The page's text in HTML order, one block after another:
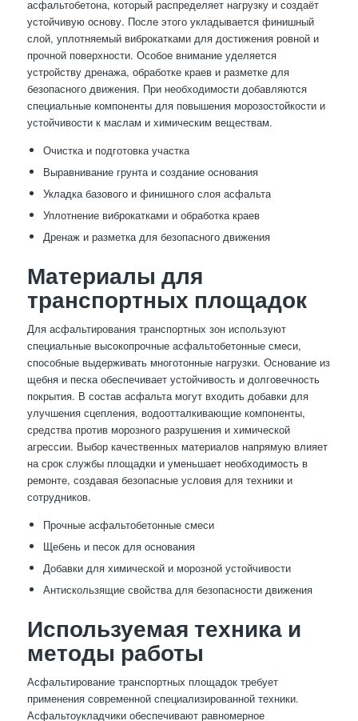
асфальтобетона, который распределяет нагрузку и создаёт
устойчивую основу. После этого укладывается финишный
слой, уплотняемый виброкатками для достижения ровной и
прочной поверхности. Особое внимание уделяется
устройству дренажа, обработке краев и разметке для
безопасного движения. При необходимости добавляются
специальные компоненты для повышения морозостойкости и
устойчивости к маслам и химическим веществам.
Очистка и подготовка участка
Выравнивание грунта и создание основания
Укладка базового и финишного слоя асфальта
Уплотнение виброкатками и обработка краев
Дренаж и разметка для безопасного движения
Материалы для
транспортных площадок
Для асфальтирования транспортных зон используют
специальные высокопрочные асфальтобетонные смеси,
способные выдерживать многотонные нагрузки. Основание из
щебня и песка обеспечивает устойчивость и долговечность
покрытия. В состав асфальта могут входить добавки для
улучшения сцепления, водоотталкивающие компоненты,
средства против морозного разрушения и химической
агрессии. Выбор качественных материалов напрямую влияет
на срок службы площадки и уменьшает необходимость в
ремонте, создавая безопасные условия для техники и
сотрудников.
Прочные асфальтобетонные смеси
Щебень и песок для основания
Добавки для химической и морозной устойчивости
Антискользящие свойства для безопасности движения
Используемая техника и
методы работы
Асфальтирование транспортных площадок требует
применения современной специализированной техники.
Асфальтоукладчики обеспечивают равномерное